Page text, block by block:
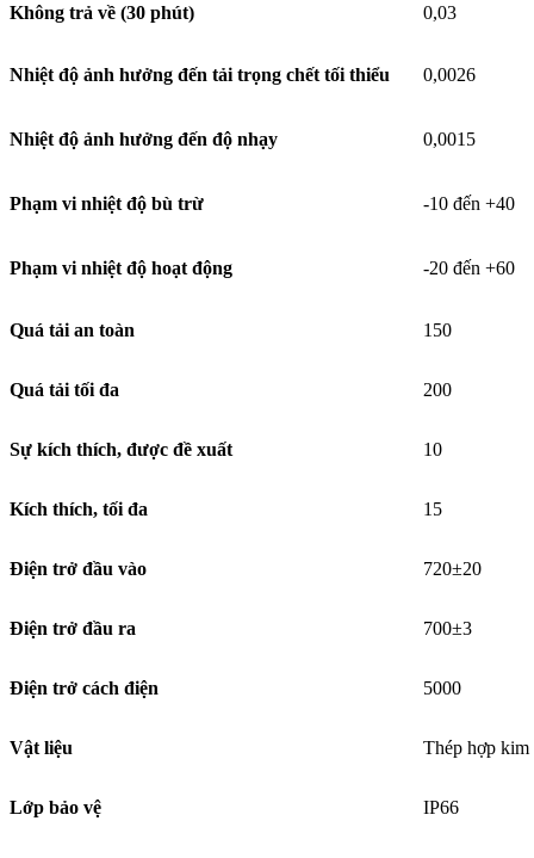
Không trả về (30 phút) 0,03
Nhiệt độ ảnh hưởng đến tải trọng chết tối thiểu 0,0026
Nhiệt độ ảnh hưởng đến độ nhạy 0,0015
Phạm vi nhiệt độ bù trừ -10 đến +40
Phạm vi nhiệt độ hoạt động -20 đến +60
Quá tải an toàn 150
Quá tải tối đa 200
Sự kích thích, được đề xuất 10
Kích thích, tối đa 15
Điện trở đầu vào 720±20
Điện trở đầu ra 700±3
Điện trở cách điện 5000
Vật liệu Thép hợp kim
Lớp bảo vệ IP66